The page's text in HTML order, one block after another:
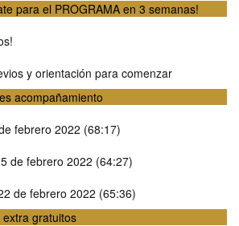
para el PROGRAMA en 3 semanas!
y orientación para comenzar
acompañamiento
febrero 2022 (68:17)
de febrero 2022 (64:27)
de febrero 2022 (65:36)
gratuitos